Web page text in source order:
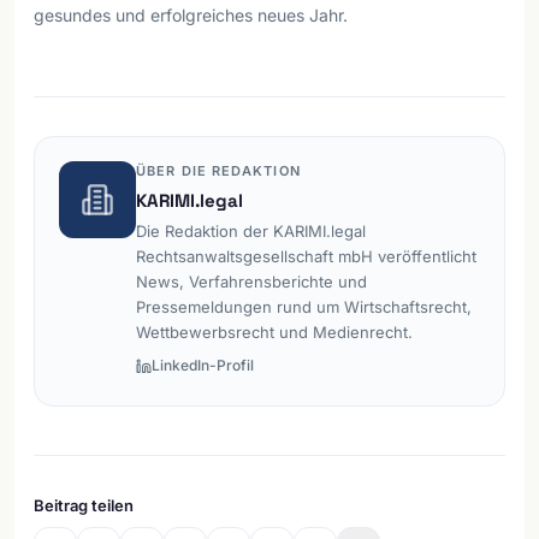
gesundes und erfolgreiches neues Jahr.
ÜBER DIE REDAKTION
KARIMI.legal
Die Redaktion der KARIMI.legal
Rechtsanwaltsgesellschaft mbH veröffentlicht
News, Verfahrensberichte und
Pressemeldungen rund um Wirtschaftsrecht,
Wettbewerbsrecht und Medienrecht.
LinkedIn-Profil
Beitrag teilen